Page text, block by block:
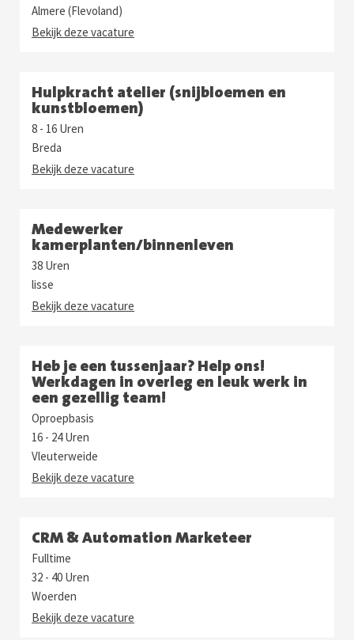
Almere (Flevoland)
Bekijk deze vacature
Hulpkracht atelier (snijbloemen en
kunstbloemen)
8 - 16 Uren
Breda
Bekijk deze vacature
Medewerker
kamerplanten/binnenleven
38 Uren
lisse
Bekijk deze vacature
Heb je een tussenjaar? Help ons!
Werkdagen in overleg en leuk werk in
een gezellig team!
Oproepbasis
16 - 24 Uren
Vleuterweide
Bekijk deze vacature
CRM & Automation Marketeer
Fulltime
32 - 40 Uren
Woerden
Bekijk deze vacature